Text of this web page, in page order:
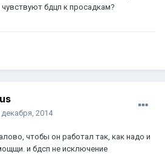
бдцп к просадкам?
декабря, 2014
чтобы он работал так, как надо и
и бдсп не исключение